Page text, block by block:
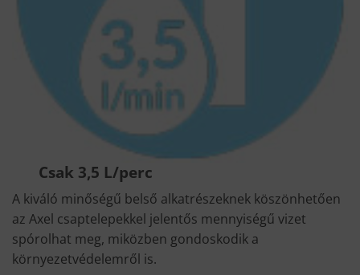
Csak 3,5 L/perc
A kiváló minőségű belső alkatrészeknek köszönhetően
az Axel csaptelepekkel jelentős mennyiségű vizet
spórolhat meg, miközben gondoskodik a
környezetvédelemről is.